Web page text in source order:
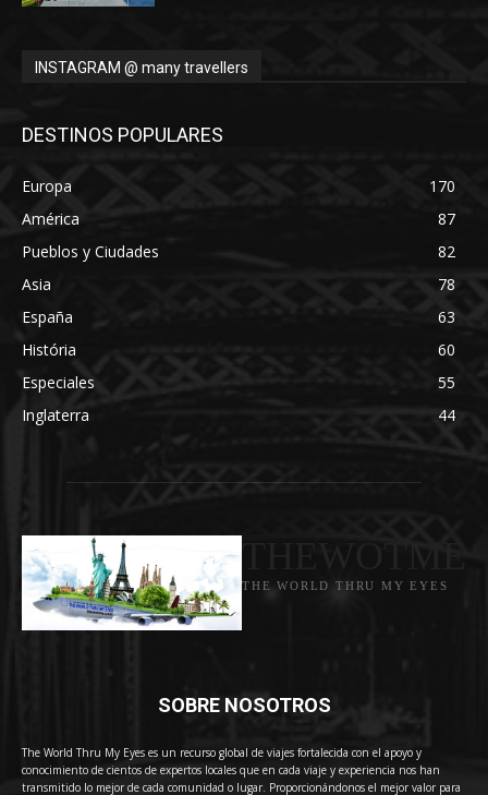
INSTAGRAM @ many travellers
DESTINOS POPULARES
Europa
170
América
87
Pueblos y Ciudades
82
Asia
78
España
63
História
60
Especiales
55
Inglaterra
44
THE WORLD THRU MY EYES
SOBRE NOSOTROS
The World Thru My Eyes es un recurso global de viajes fortalecida con el apoyo y
conocimiento de cientos de expertos locales que en cada viaje y experiencia nos han
transmitido lo mejor de cada comunidad o lugar. Proporcionándonos el mejor valor para